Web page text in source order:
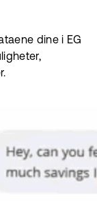
dine i EG